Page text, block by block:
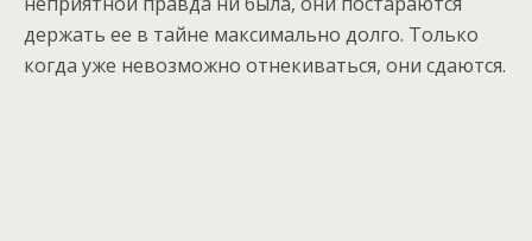
держать ее в тайне максимально долго. Только
когда уже невозможно отнекиваться, они сдаются.